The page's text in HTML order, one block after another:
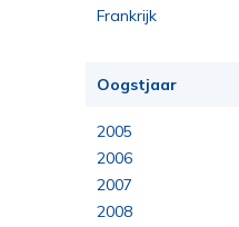
Frankrijk
Oogstjaar
2005
2006
2007
2008